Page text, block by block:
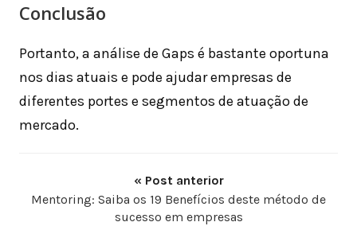
Conclusão
Portanto, a análise de Gaps é bastante oportuna
nos dias atuais e pode ajudar empresas de
diferentes portes e segmentos de atuação de
mercado.
« Post anterior
Mentoring: Saiba os 19 Benefícios deste método de
sucesso em empresas